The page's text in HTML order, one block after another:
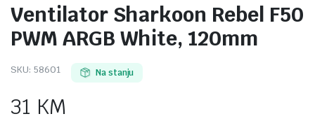
Ventilator Sharkoon Rebel F50
PWM ARGB White, 120mm
SKU: 58601 Na stanju
31 KM